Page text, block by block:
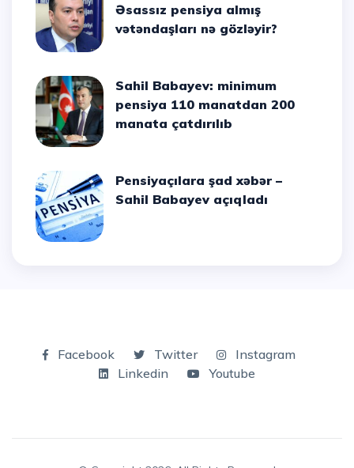
Əsassız pensiya almış
vətəndaşları nə gözləyir?
Sahil Babayev: minimum
pensiya 110 manatdan 200
manata çatdırılıb
Pensiyaçılara şad xəbər –
Sahil Babayev açıqladı
Facebook Twitter
Instagram
Linkedin
Youtube